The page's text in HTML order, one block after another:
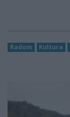
Radom Kultura